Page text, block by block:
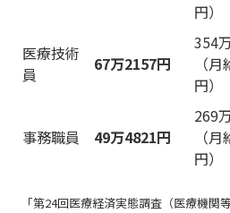
円）
医療技術
員
67万2157円
354
（
円）
事務職員 49万4821円
269
（
円）
「第24回医療経済実態調査（医療機関